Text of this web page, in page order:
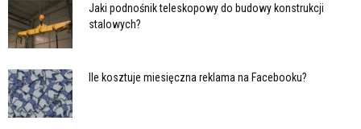
Jaki podnośnik teleskopowy do budowy konstrukcji
stalowych?
Ile kosztuje miesięczna reklama na Facebooku?